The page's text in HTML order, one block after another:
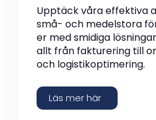
Upptäck våra effektiva
små- och medelstora
er med smidiga
allt från fakturering till
och logistikoptimering.
Läs mer här